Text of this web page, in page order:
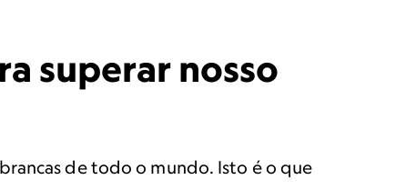
superar nosso
de todo o mundo. Isto é o que